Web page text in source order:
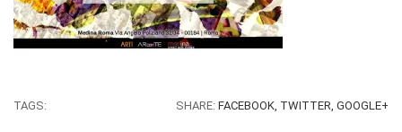
TAGS: SHARE: FACEBOOK, TWITTER, GOOGLE+